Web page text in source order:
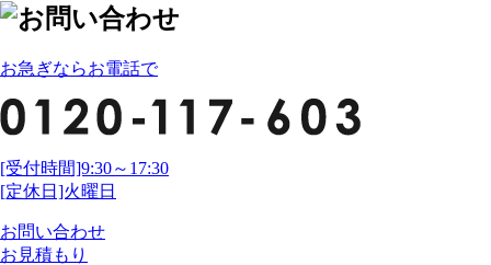
お急ぎならお電話で
[受付時間]9:30～17:30
[定休日]火曜日
お問い合わせ
お見積もり